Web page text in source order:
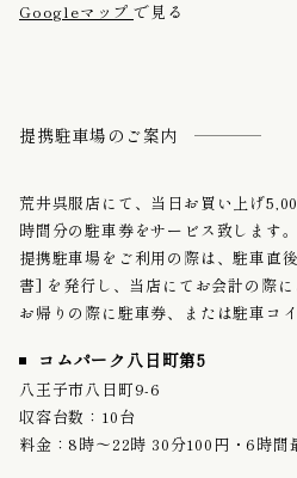
Googleマップ で見る
提携駐車場のご案内
荒井呉服店にて、当日お買い上げ
時間分の駐車券をサービス致します。
提携駐車場をご利用の際は、駐車直
書] を発行し、当店にてお会計の際に
お帰りの際に駐車券、または駐車コ
コムパーク八日町第5
八王子市八日町9-6
収容台数：10台
料金：8時〜22時 30分100円・6時間